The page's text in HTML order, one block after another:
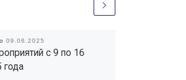
09.06.2025
с 9 по 16
года